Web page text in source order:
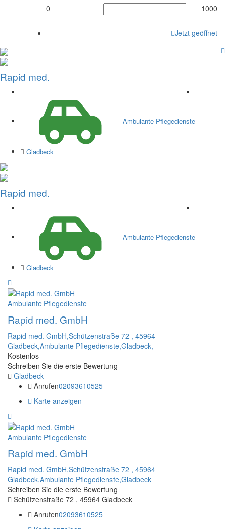
0
1000
Jetzt geöffnet
Rapid med.
Ambulante Pflegedienste
Gladbeck
Rapid med.
Ambulante Pflegedienste
Gladbeck
Ambulante Pflegedienste
Rapid med. GmbH
Rapid med. GmbH,Schützenstraße 72 , 45964
Gladbeck,Ambulante Pflegedienste,Gladbeck,
Kostenlos
Schreiben Sie die erste Bewertung
Gladbeck
Anrufen02093610525
Karte anzeigen
Ambulante Pflegedienste
Rapid med. GmbH
Rapid med. GmbH,Schützenstraße 72 , 45964
Gladbeck,Ambulante Pflegedienste,Gladbeck
Schreiben Sie die erste Bewertung
Schützenstraße 72 , 45964 Gladbeck
Anrufen02093610525